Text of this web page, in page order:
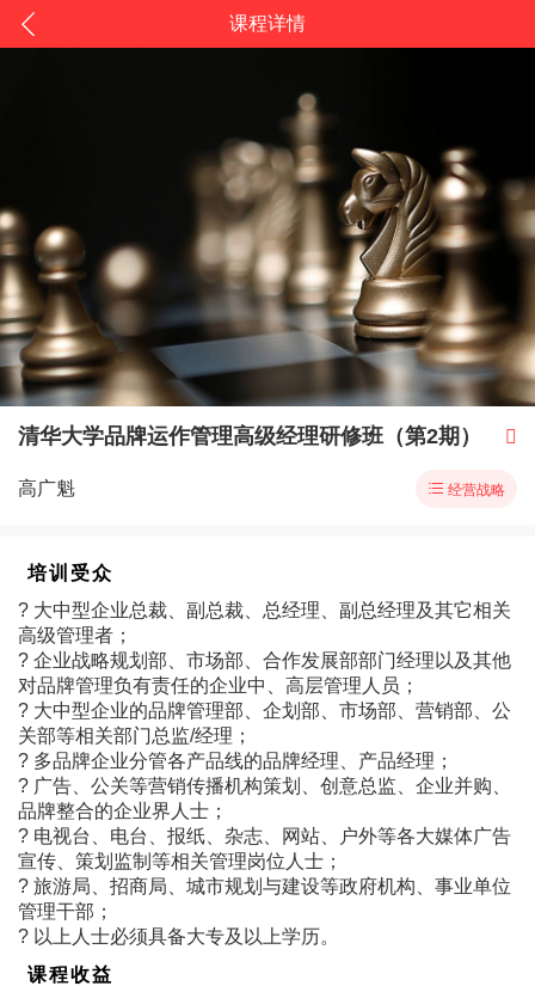
课程详情
清华大学品牌运作管理高级经理研修班（第2期） 
高广魁  经营战略
培训受众
? 大中型企业总裁、副总裁、总经理、副总经理及其它相关
高级管理者；
? 企业战略规划部、市场部、合作发展部部门经理以及其他
对品牌管理负有责任的企业中、高层管理人员；
? 大中型企业的品牌管理部、企划部、市场部、营销部、公
关部等相关部门总监/经理；
? 多品牌企业分管各产品线的品牌经理、产品经理；
? 广告、公关等营销传播机构策划、创意总监、企业并购、
品牌整合的企业界人士；
? 电视台、电台、报纸、杂志、网站、户外等各大媒体广告
宣传、策划监制等相关管理岗位人士；
? 旅游局、招商局、城市规划与建设等政府机构、事业单位
管理干部；
? 以上人士必须具备大专及以上学历。
课程收益